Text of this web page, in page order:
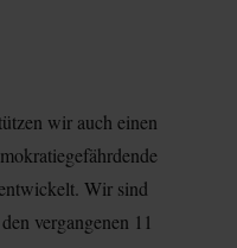
wir auch einen
Wir sind
vergangenen 11